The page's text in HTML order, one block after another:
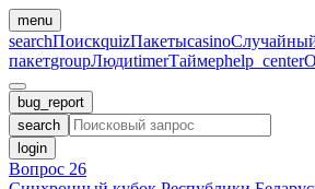
menu
searchПоискquizПакетыcasino
пакетgroupЛюдиtimerТаймерhelp_center
bug_report
search
login
Вопрос 26